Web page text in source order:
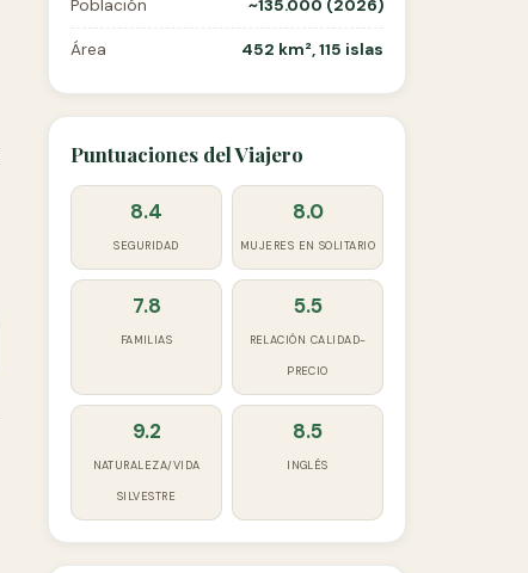
Población ~135.000 (2026)
Área 452 km², 115 islas
Puntuaciones del Viajero
8.4
SEGURIDAD
8.0
MUJERES EN SOLITARIO
7.8
FAMILIAS
5.5
RELACIÓN CALIDAD-
PRECIO
9.2
NATURALEZA/VIDA
SILVESTRE
8.5
INGLÉS